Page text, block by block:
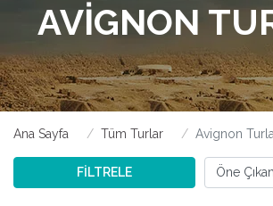
AVIGNON
Ana Sayfa Tüm Turlar Avignon
FİLTRELE